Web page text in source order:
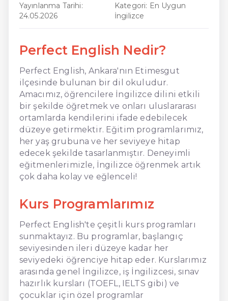
Yayınlanma Tarihi:
24.05.2026
Kategori: En Uygun
İngilizce
Perfect English Nedir?
Perfect English, Ankara'nın Etimesgut
ilçesinde bulunan bir dil okuludur.
Amacımız, öğrencilere İngilizce dilini etkili
bir şekilde öğretmek ve onları uluslararası
ortamlarda kendilerini ifade edebilecek
düzeye getirmektir. Eğitim programlarımız,
her yaş grubuna ve her seviyeye hitap
edecek şekilde tasarlanmıştır. Deneyimli
eğitmenlerimizle, İngilizce öğrenmek artık
çok daha kolay ve eğlenceli!
Kurs Programlarımız
Perfect English'te çeşitli kurs programları
sunmaktayız. Bu programlar, başlangıç
seviyesinden ileri düzeye kadar her
seviyedeki öğrenciye hitap eder. Kurslarımız
arasında genel İngilizce, iş İngilizcesi, sınav
hazırlık kursları (TOEFL, IELTS gibi) ve
çocuklar için özel programlar